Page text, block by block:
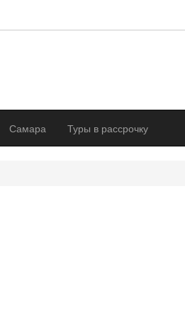
Самара Туры в рассрочку